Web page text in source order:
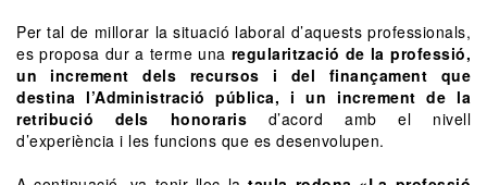
Per tal de millorar la situació laboral d’aquests professionals,
es proposa dur a terme una regularització de la professió,
un increment dels recursos i del finançament que
destina l’Administració pública, i un increment de la
retribució dels honoraris d’acord amb el nivell
d’experiència i les funcions que es desenvolupen.